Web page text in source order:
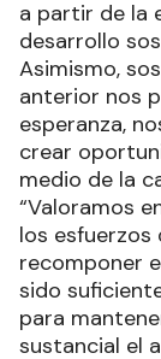
a partir de la
desarrollo
Asimismo,
anterior nos
esperanza,
crear
medio de la
“Valoramos
los esfuerzos
recomponer
sido
para
sustancial el